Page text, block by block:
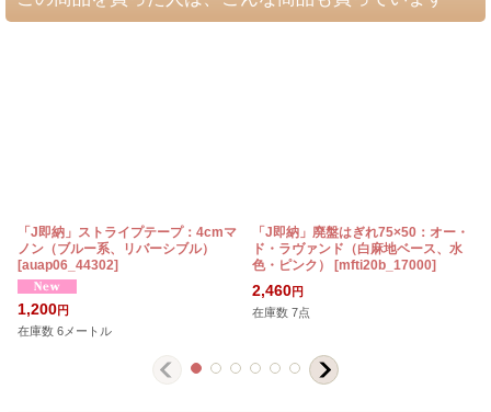
「J即納」ストライプテープ：4cmマ
ノン（ブルー系、リバーシブル）
[auap06_44302]
1,200円
在庫数 6メートル
「J即納」廃盤はぎれ75×50：オー・
ド・ラヴァンド（白麻地ベース、水
色・ピンク）
[mfti20b_17000]
2,460円
在庫数 7点